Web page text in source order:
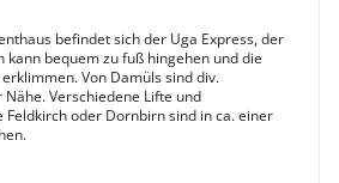
befindet sich der Uga Express, der
kann bequem zu fuß hingehen und die
Von Damüls sind div.
Verschiedene Lifte und
Feldkirch oder Dornbirn sind in ca. einer